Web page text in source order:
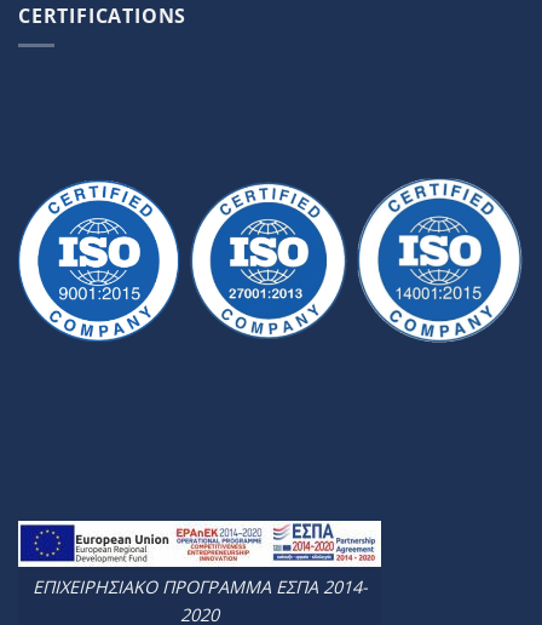
CERTIFICATIONS
ΕΠΙΧΕΙΡΗΣΙΑΚΟ ΠΡΟΓΡΑΜΜΑ ΕΣΠΑ 2014-
2020